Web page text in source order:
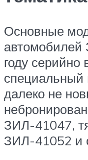
Основные
автомобилей
году серийно
далеко не
ЗИЛ-41047,
ЗИЛ-41052 и